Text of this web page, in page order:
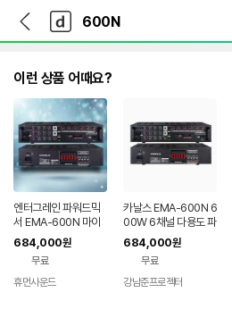
다
나
와
가
다
와
인
이런 상품 어때요?
엔터그레인 파워드믹
서 EMA-600N 마이
크단자 55잭 캐논잭
겸용 6CH 파워앰프
684,000원
무료
휴먼사운드
카날스 EMA-600N 6
00W 6채널 다용도 파
워 앰프
684,000원
무료
강남준프로젝터